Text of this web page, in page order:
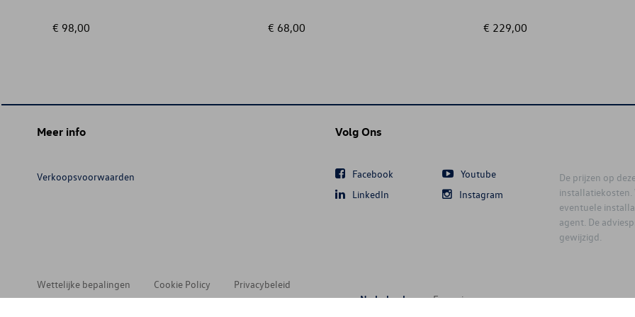
€ 98,00 € 68,00 € 229,00
Meer info
Verkoopsvoorwaarden
Volg Ons
Facebook
Youtube
LinkedIn
Instagram
De prijzen op
installatiekosten.
eventuele
agent. De
gewijzigd.
Wettelijke bepalingen Cookie Policy
Privacybeleid
Nederlands
Français